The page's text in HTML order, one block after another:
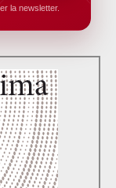
la newsletter.